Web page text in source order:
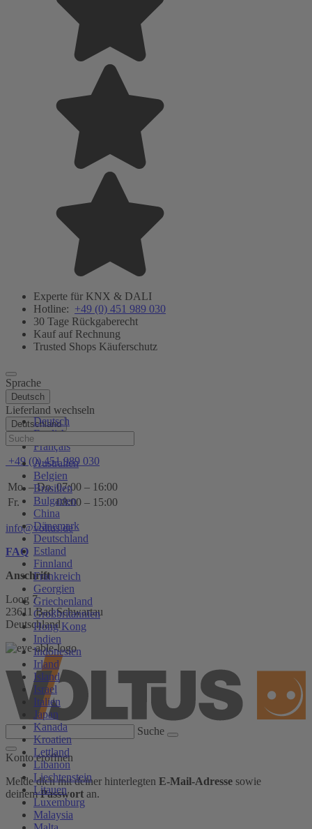
Experte für KNX & DALI
Hotline: +49 (0) 451 989 030
30 Tage Rückgaberecht
Kauf auf Rechnung
Trusted Shops Käuferschutz
Sprache
Deutsch
Deutsch
English
Français
Lieferland wechseln
Deutschland
Australien
Belgien
Brasilien
Bulgarien
China
Dänemark
Deutschland
Estland
Finnland
Frankreich
Georgien
Griechenland
Großbritannien
Hong Kong
Indien
Indonesien
Irland
Island
Israel
Italien
Japan
Kanada
Kroatien
Lettland
Libanon
Liechtenstein
Litauen
Luxemburg
Malaysia
Hilfe
+49 (0) 451 989 030
Mo. – Do. 07:00 – 16:00
Fr.
08:00 – 15:00
info@voltus.de
FAQ
Anschrift
Loog 7
23611 Bad Schwartau
Deutschland
Suche
Konto eröffnen
Melde dich mit deiner hinterlegten E-Mail-Adresse sowie
deinemPasswort an.